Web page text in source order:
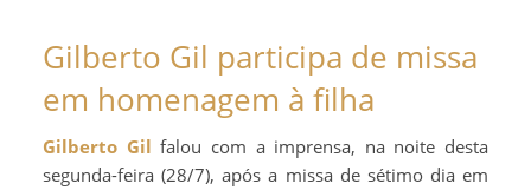
Gilberto Gil participa de missa
em homenagem à filha
Gilberto Gil falou com a imprensa, na noite desta
segunda-feira (28/7), após a missa de sétimo dia em